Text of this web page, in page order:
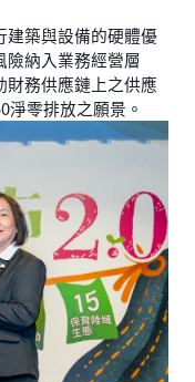
築與設備的硬體優
納入業務經營層
務供應鏈上之供應
零排放之願景。